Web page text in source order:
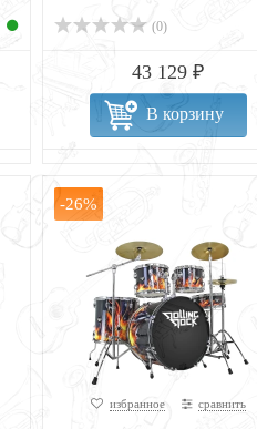
(0)
43 129 ₽
В корзину
-26%
избранное сравнить